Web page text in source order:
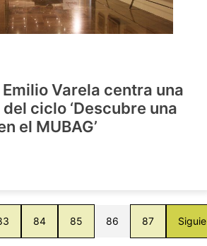
Varela centra una
ciclo ‘Descubre una
el MUBAG’
84 85 86 87